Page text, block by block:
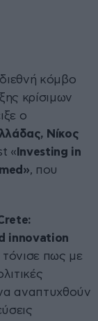
κόμβο
κρίσιμων
ο
Νίκος
« Investing in
, που
innovation
πως με
αναπτυχθούν